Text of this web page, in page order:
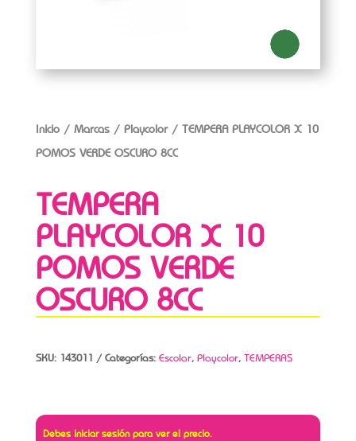
Inicio/ Marcas/ Playcolor/ TEMPERA PLAYCOLOR X 10
POMOS VERDE OSCURO 8CC
TEMPERA
PLAYCOLOR X 10
POMOS VERDE
OSCURO 8CC
SKU: 143011 Categorías: Escolar, Playcolor, TEMPERAS
Debes iniciar sesión para ver el precio.